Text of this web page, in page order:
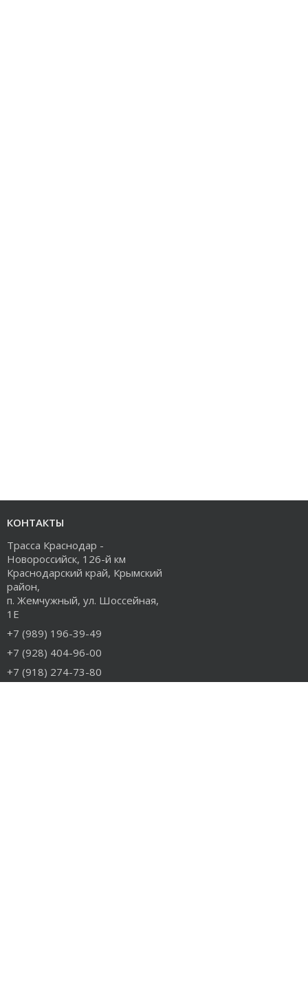
КОНТАКТЫ
Трасса Краснодар -
Новороссийск, 126-й км
Краснодарский край, Крымский
район,
п. Жемчужный, ул. Шоссейная,
1Е
+7 (989) 196-39-49
+7 (928) 404-96-00
+7 (918) 274-73-80